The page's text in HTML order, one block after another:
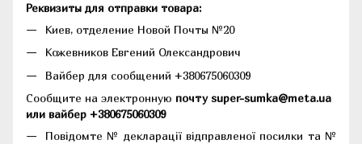
Реквизиты для отправки товара:
Киев, отделение Новой Почты №20
Кожевников Евгений Олександрович
Вайбер для сообщений +380675060309
Сообщите на электронную почту super-sumka@meta.ua
или вайбер +380675060309
Повідомте № декларації відправленої посилки та №